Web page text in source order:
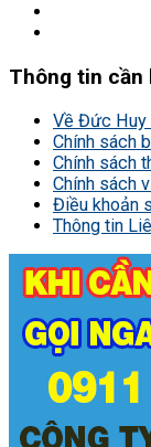
Thông tin cần
Về Đức Huy
Chính sách
Chính sách
Chính sách
Điều khoản
Thông tin